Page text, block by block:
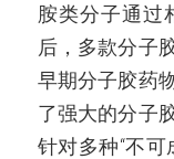
胺类分子通过
后，多款分子
早期分子胶药
了强大的分子
针对多种“不